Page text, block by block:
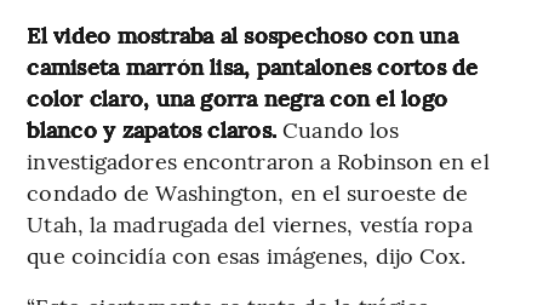
El video mostraba al sospechoso con una
camiseta marrón lisa, pantalones cortos de
color claro, una gorra negra con el logo
blanco y zapatos claros. Cuando los
investigadores encontraron a Robinson en el
condado de Washington, en el suroeste de
Utah, la madrugada del viernes, vestía ropa
que coincidía con esas imágenes, dijo Cox.